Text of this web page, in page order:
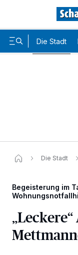
Die Stadt
Die Stadt
Begeisterung im
Wir und unsere
-
personenbezogene
Tracking-